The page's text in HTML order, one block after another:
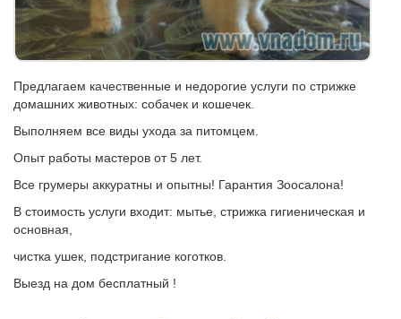
Предлагаем качественные и недорогие услуги по стрижке
домашних животных: собачек и кошечек.
Выполняем все виды ухода за питомцем.
Опыт работы мастеров от 5 лет.
Все грумеры аккуратны и опытны! Гарантия Зоосалона!
В стоимость услуги входит: мытье, стрижка гигиеническая и
основная,
чистка ушек, подстригание коготков.
Выезд на дом бесплатный !